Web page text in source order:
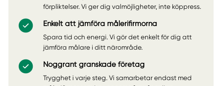
förpliktelser. Vi ger dig valmöjligheter, inte köppress.
Enkelt att jämföra målerifirmorna
Spara tid och energi. Vi gör det enkelt för dig att
jämföra målare i ditt närområde.
Noggrant granskade företag
Trygghet i varje steg. Vi samarbetar endast med